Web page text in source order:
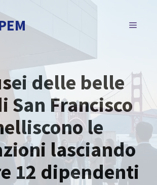
MENU
delle belle
San Francisco
le
lasciando
12 dipendenti